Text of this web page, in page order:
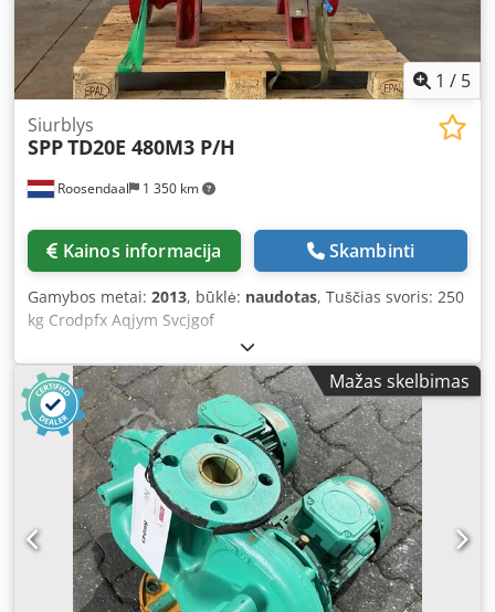
1 / 5
Roosendaal 1 350 km
Siurblys
SPPTD20E 480M3 P/H
Kainos informacija Skambinti
Gamybos metai: 2013, būklė: naudotas, Tuščias svoris: 250
kg Crodpfx Aqjym Svcjgof
Mažas skelbimas